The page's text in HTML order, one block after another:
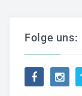
Folge uns: